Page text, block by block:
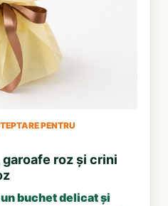
PENTRU
roz și crini
buchet delicat și